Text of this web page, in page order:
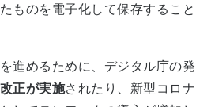
ものを電子化して保存すること
進めるために、デジタル庁の発
正が実施されたり、新型コロナ